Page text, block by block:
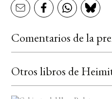
Comentarios de la
Otros libros de